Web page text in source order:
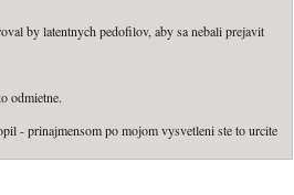
by latentnych pedofilov, aby sa nebali prejavit
odmietne.
- prinajmensom po mojom vysvetleni ste to urcite